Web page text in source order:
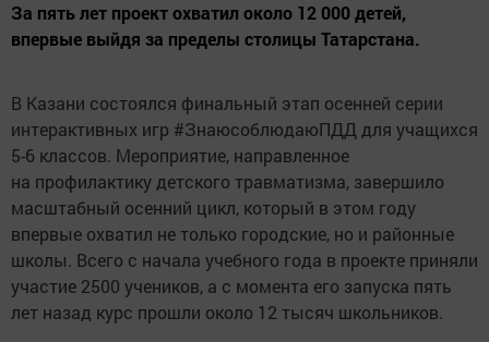
За пять лет проект охватил около 12 000 детей,
впервые выйдя за пределы столицы Татарстана.
В Казани состоялся финальный этап осенней серии
интерактивных игр #ЗнаюсоблюдаюПДД для учащихся
5-6 классов. Мероприятие, направленное
на профилактику детского травматизма, завершило
масштабный осенний цикл, который в этом году
впервые охватил не только городские, но и районные
школы. Всего с начала учебного года в проекте приняли
участие 2500 учеников, а с момента его запуска пять
лет назад курс прошли около 12 тысяч школьников.